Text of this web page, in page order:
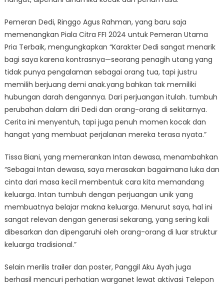
Pemeran Dedi, Ringgo Agus Rahman, yang baru saja
memenangkan Piala Citra FFI 2024 untuk Pemeran Utama
Pria Terbaik, mengungkapkan “Karakter Dedi sangat menarik
bagi saya karena kontrasnya—seorang penagih utang yang
tidak punya pengalaman sebagai orang tua, tapi justru
memilih berjuang demi anak.yang bahkan tak memiliki
hubungan darah dengannya. Dari perjuangan itulah. tumbuh
perubahan dalam diri Dedi dan orang-orang di sekitarnya.
Cerita ini menyentuh, tapi juga penuh momen kocak dan
hangat yang membuat perjalanan mereka terasa nyata.”
Tissa Biani, yang memerankan Intan dewasa, menambahkan
“Sebagai Intan dewasa, saya merasakan bagaimana luka dan
cinta dari masa kecil membentuk cara kita memandang
keluarga. Intan tumbuh dengan perjuangan unik yang
membuatnya belajar makna keluarga. Menurut saya, hal ini
sangat relevan dengan generasi sekarang, yang sering kali
dibesarkan dan dipengaruhi oleh orang-orang di luar struktur
keluarga tradisional.”
Selain merilis trailer dan poster, Panggil Aku Ayah juga
berhasil mencuri perhatian warganet lewat aktivasi Telepon